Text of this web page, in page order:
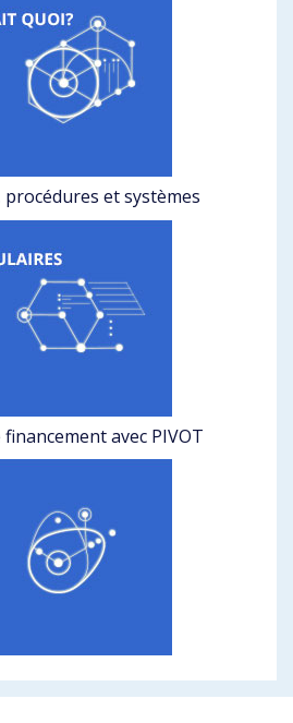
et systèmes
financement avec PIVOT